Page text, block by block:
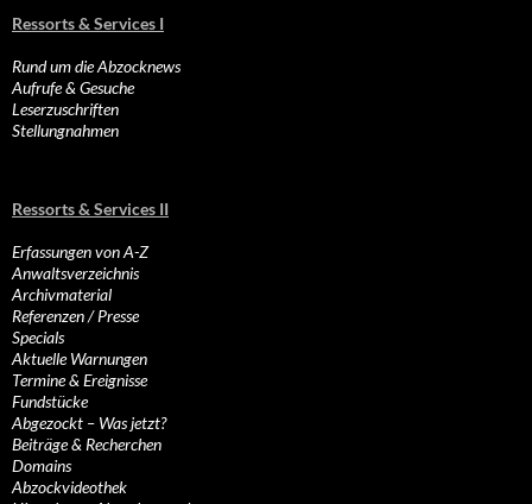
Ressorts & Services I
Rund um die Abzocknews
Aufrufe & Gesuche
Leserzuschriften
Stellungnahmen
Ressorts & Services II
Erfassungen von A-Z
Anwaltsverzeichnis
Archivmaterial
Referenzen / Presse
Specials
Aktuelle Warnungen
Termine & Ereignisse
Fundstücke
Abgezockt – Was jetzt?
Beiträge & Recherchen
Domains
Abzockvideothek